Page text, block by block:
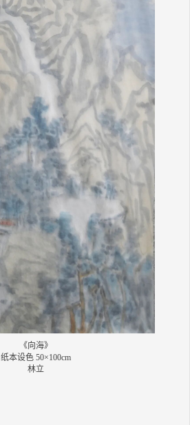
《向海》
纸本设色 50×100cm
林立